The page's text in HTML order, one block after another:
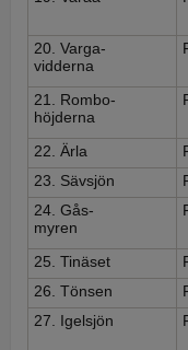
20. Varga-
vidderna
21. Rombo-
höjderna
22. Ärla
23. Sävsjön
24. Gås-
myren
25. Tinäset
26. Tönsen
27. Igelsjön